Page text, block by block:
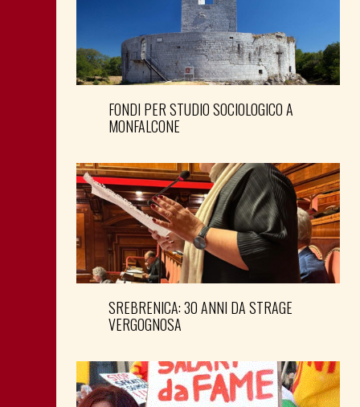
FONDI PER STUDIO SOCIOLOGICO A
MONFALCONE
SREBRENICA: 30 ANNI DA STRAGE
VERGOGNOSA